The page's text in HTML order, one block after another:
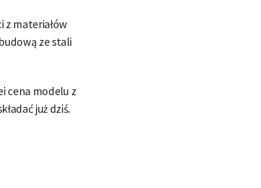
z materiałów
ze stali
cena modelu z
już dziś.